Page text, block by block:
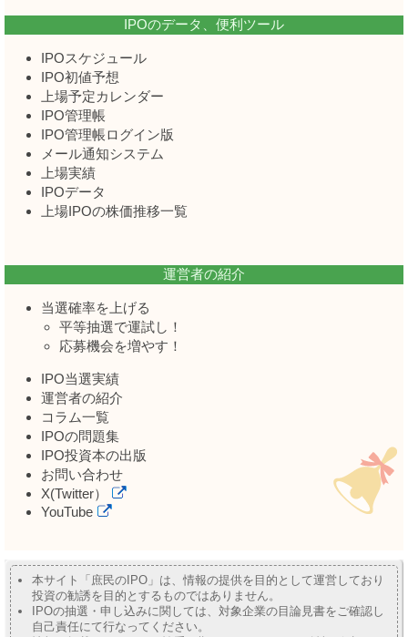
IPOのデータ、便利ツール
IPOスケジュール
IPO初値予想
上場予定カレンダー
IPO管理帳
IPO管理帳ログイン版
メール通知システム
上場実績
IPOデータ
上場IPOの株価推移一覧
運営者の紹介
当選確率を上げる
平等抽選で運試し！
応募機会を増やす！
IPO当選実績
運営者の紹介
コラム一覧
IPOの問題集
IPO投資本の出版
お問い合わせ
X(Twitter）
YouTube
本サイト「庶民のIPO」は、情報の提供を目的として運営しており
投資の勧誘を目的とするものではありません。
IPOの抽選・申し込みに関しては、対象企業の目論見書をご確認し
自己責任にて行なってください。